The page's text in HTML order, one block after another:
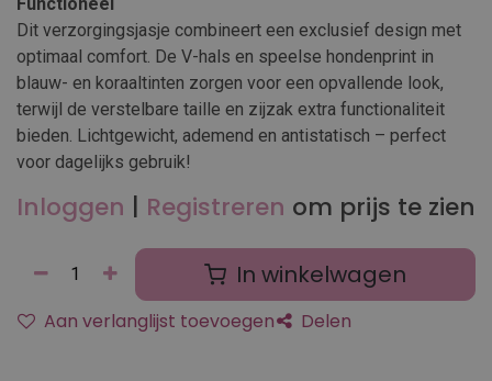
Dit verzorgingsjasje combineert een exclusief design met
optimaal comfort. De V-hals en speelse hondenprint in
blauw- en koraaltinten zorgen voor een opvallende look,
terwijl de verstelbare taille en zijzak extra functionaliteit
bieden. Lichtgewicht, ademend en antistatisch – perfect
voor dagelijks gebruik!
Inloggen | Registreren om prijs te zien
In winkelwagen
Aan verlanglijst toevoegen Delen